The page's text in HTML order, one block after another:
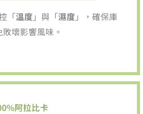
「溫度 」與「濕度 」，確保庫
壞影響風味。
阿拉比卡